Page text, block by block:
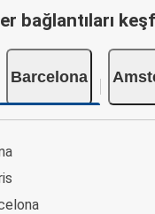
bağlantıları
Barcelona